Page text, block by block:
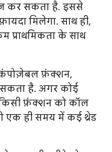
कर सकता है. इससे
मिलेगा. साथ ही,
प्राथमिकता के साथ
फ़ंक्शन,
सकता है. अगर कोई
फ़ंक्शन को कॉल
एक ही समय में कई थ्रेड